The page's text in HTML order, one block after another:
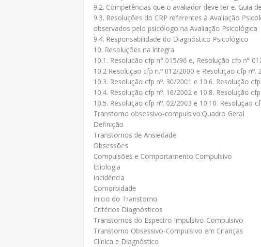
9.2. Competências que o avaliador deve ter e. Guia
9.3. Resoluções do CRP referentes à Avaliação
observados pelo psicólogo na Avaliação Psicológica
9.4. Responsabilidade do Diagnóstico Psicológico
10. Resoluções na íntegra
10.1. Resolucão cfp n° 015/96 e, Resolução cfp n°
10.2 Resolução cfp n.º 012/2000 e Resolução cfp nº.
10.3. Resolução cfp nº. 30/2001 e 10.6. Resolução
10.4. Resolução cfp nº. 16/2002 e 10.8. Resolução
10.5. Resolução cfp nº. 02/2003 e 10.10. Resolução
Transtorno obsessivo-compulsivo:Quadro Geral
Definição
Transtornos de Ansiedade
Obsessões
Compulsões e Comportamento Compulsivo
Etiologia
Incidência
Comorbidade
Inicio do Transtorno
Critérios Diagnósticos
Transtornos do Espectro Impulsivo-Compulsivo
Transtorno Obsessivo-Compulsivo em Crianças
Clínica e Diagnóstico